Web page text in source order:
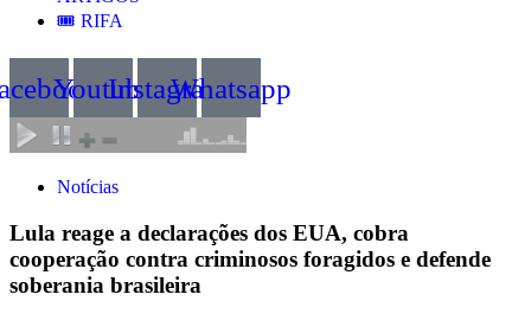
🎟️ RIFA
YoutubeInstagramWhatsapp
Notícias
Lula reage a declarações dos EUA, cobra
cooperação contra criminosos foragidos e defende
soberania brasileira